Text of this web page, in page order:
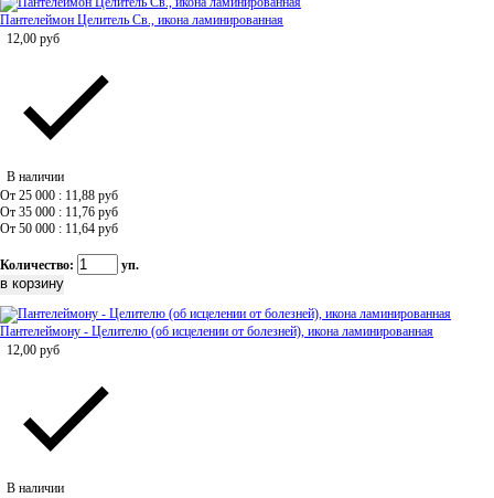
Пантелеймон Целитель Св., икона ламинированная
12,00 руб
В наличии
От 25 000 : 11,88 руб
От 35 000 : 11,76 руб
От 50 000 : 11,64 руб
Количество: уп.
Пантелеймону - Целителю (об исцелении от болезней), икона ламинированная
12,00 руб
В наличии